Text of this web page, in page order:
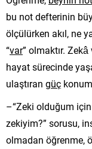
bu not defterinin
ölçülürken akıl, ne
“var” olmaktır.
hayat sürecinde
ulaştıran güç
–“Zeki olduğum
zekiyim?” sorusu,
olmadan öğrenme,